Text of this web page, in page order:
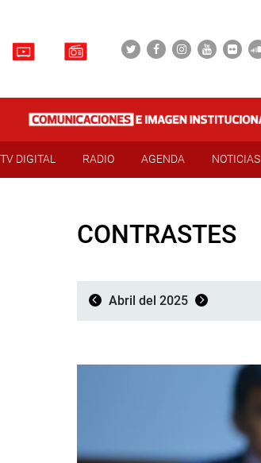
TV DIGITAL RADIO AGENDA NOTICIAS
CONTRASTES
Abril del 2025